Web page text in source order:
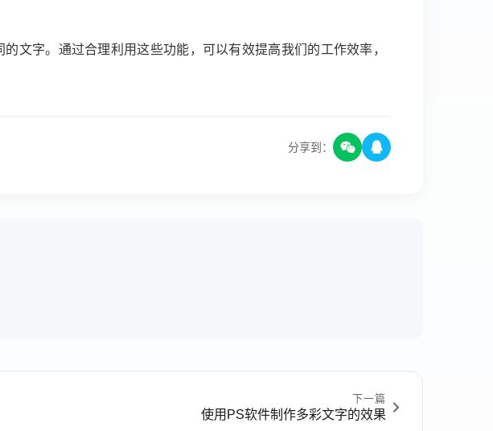
文字。通过合理利用这些功能，可以有效提高我们的工作效率，
分享到：
下一篇
使用PS软件制作多彩文字的效果